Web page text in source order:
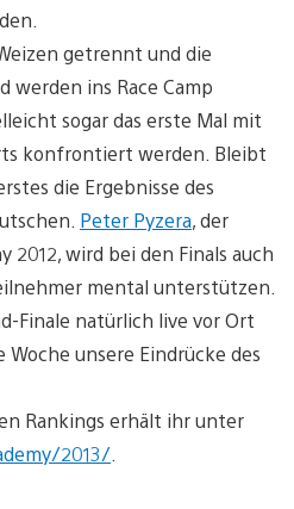
getrennt und die
werden ins Race Camp
sogar das erste Mal mit
konfrontiert werden. Bleibt
die Ergebnisse des
Peter Pyzera, der
2012, wird bei den Finals auch
mental unterstützen.
Finale natürlich live vor Ort
unsere Eindrücke des
Rankings erhält ihr unter
2013/